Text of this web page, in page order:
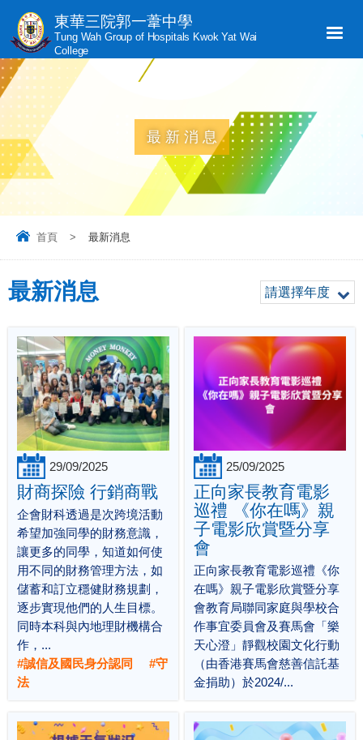
東華三院郭一葦中學
Tung Wah Group of Hospitals Kwok Yat Wai
College
最新消息
首頁 > 最新消息
最新消息 請選擇年度
29/09/2025
財商探險 行銷商戰
企會財科透過是次跨境活動
希望加強同學的財務意識，
讓更多的同學，知道如何使
用不同的財務管理方法，如
儲蓄和訂立穩健財務規劃，
逐步實現他們的人生目標。
同時本科與內地理財機構合
作，...
#誠信及國民身分認同 #守
法
25/09/2025
正向家長教育電影
巡禮 《你在嗎》親
子電影欣賞暨分享
會
正向家長教育電影巡禮《你
在嗎》親子電影欣賞暨分享
會教育局聯同家庭與學校合
作事宜委員會及賽馬會「樂
天心澄」靜觀校園文化行動
（由香港賽馬會慈善信託基
金捐助）於2024/...